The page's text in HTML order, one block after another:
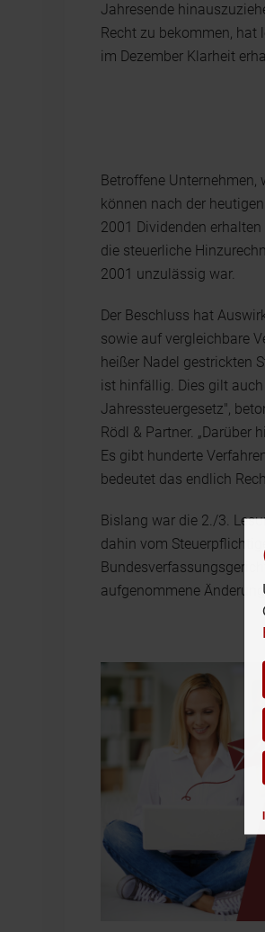
Jahresende
Recht zu bekommen, hat
im Dezember Klarheit
Betroffene Unternehmen,
können nach der
2001 Dividenden
die steuerliche
2001 unzulässig war.
Der Beschluss hat
sowie auf vergleichbare
heißer Nadel gestrickten
ist hinfällig. Dies gilt
Jahressteuergesetz",
Rödl & Partner. „Darüber
Es gibt hunderte
bedeutet das endlich
Bislang war die 2./3.
dahin vom
aufgenommene